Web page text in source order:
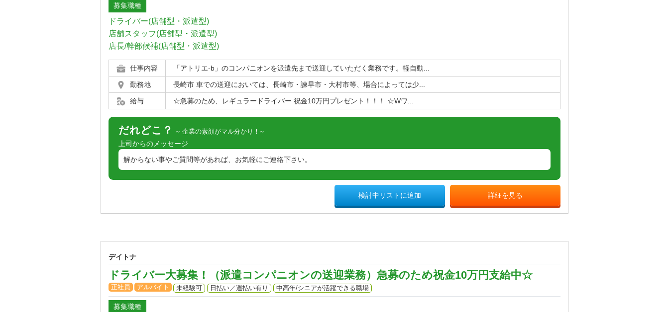
募集職種
ドライバー(店舗型・派遣型)
店舗スタッフ(店舗型・派遣型)
店長/幹部候補(店舗型・派遣型)
仕事内容 「アトリエ-b」のコンパニオンを派遣先まで送迎していただく業務です。軽自動...
勤務地 長崎市 車での送迎においては、長崎市・諫早市・大村市等、場合によっては少...
給与 ☆急募のため、レギュラードライバー 祝金10万円プレゼント！！！ ☆Wワ...
だれどこ？ 企業の素顔がマル分かり！
上司からのメッセージ
解からない事やご質問等があれば、お気軽にご連絡下さい。
検討中リストに追加 詳細を見る
デイトナ
ドライバー大募集！（派遣コンパニオンの送迎業務）急募のため祝金10万円支給中☆
正社員 アルバイト 未経験可 日払い／週払い有り 中高年/シニアが活躍できる職場
募集職種